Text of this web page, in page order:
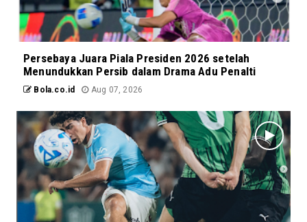
Persebaya Juara Piala Presiden 2026 setelah
Menundukkan Persib dalam Drama Adu Penalti
Bola.co.id Aug 07, 2026